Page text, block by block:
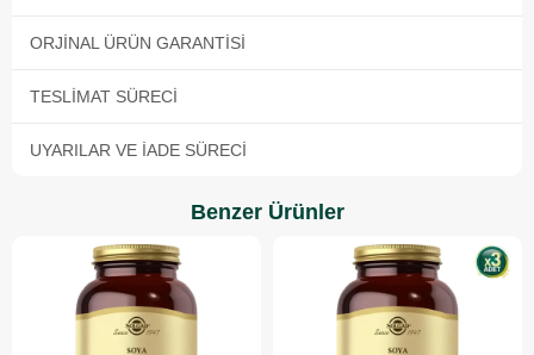
ORJINAL ÜRÜN GARANTISI
TESLIMAT SÜRECI
UYARILAR VE İADE SÜRECI
Benzer Ürünler